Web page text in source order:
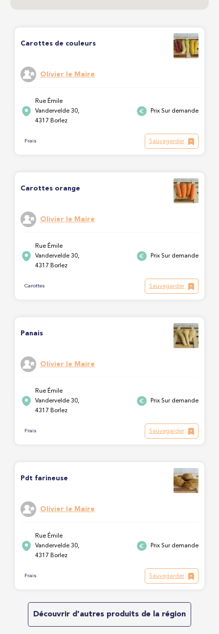
Carottes de couleurs
Olivier le Maire
Rue Émile
Vandervelde 30,
4317 Borlez
Prix Sur demande
Frais Sauvegarder
Carottes orange
Olivier le Maire
Rue Émile
Vandervelde 30,
4317 Borlez
Prix Sur demande
Carottes Sauvegarder
Panais
Olivier le Maire
Rue Émile
Vandervelde 30,
4317 Borlez
Prix Sur demande
Frais Sauvegarder
Pdt farineuse
Olivier le Maire
Rue Émile
Vandervelde 30,
4317 Borlez
Prix Sur demande
Frais Sauvegarder
Découvrir d'autres produits de la région